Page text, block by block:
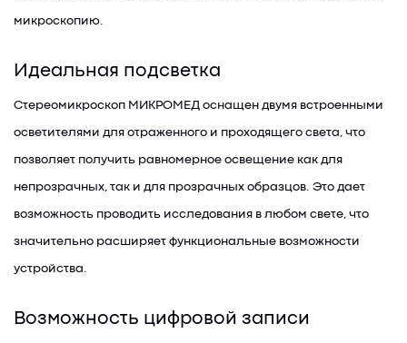
микроскопию.
Идеальная подсветка
Стереомикроскоп МИКРОМЕД оснащен двумя встроенными
осветителями для отраженного и проходящего света, что
позволяет получить равномерное освещение как для
непрозрачных, так и для прозрачных образцов. Это дает
возможность проводить исследования в любом свете, что
значительно расширяет функциональные возможности
устройства.
Возможность цифровой записи